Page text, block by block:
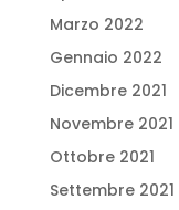
Marzo 2022
Gennaio 2022
Dicembre 2021
Novembre 2021
Ottobre 2021
Settembre 2021